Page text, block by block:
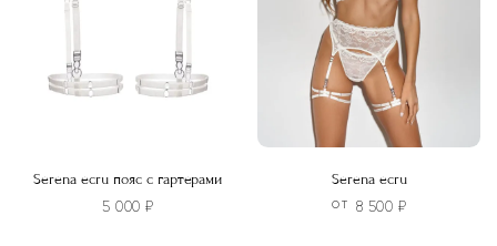
Serena ecru пояс с гартерами
5 000₽
Serena ecru
ОТ 8 500 ₽